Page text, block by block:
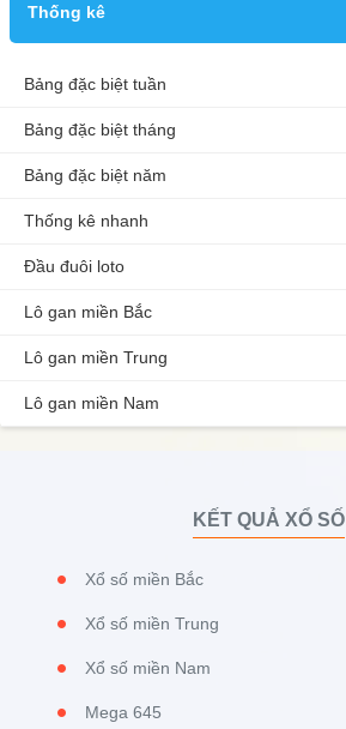
Thống kê
Bảng đặc biệt tuần
Bảng đặc biệt tháng
Bảng đặc biệt năm
Thống kê nhanh
Đầu đuôi loto
Lô gan miền Bắc
Lô gan miền Trung
Lô gan miền Nam
KẾT QUẢ XỔ SỐ
Xổ số miền Bắc
Xổ số miền Trung
Xổ số miền Nam
Mega 645